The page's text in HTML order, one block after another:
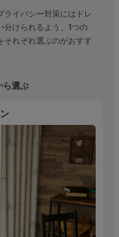
ライバシー対策にはドレ
分けられるよう、1つの
それぞれ選ぶのがおすす
ら選ぶ